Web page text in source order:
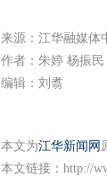
来源：江华融媒体
作者：朱婷 杨振
编辑：刘翥
本文为江华新闻网
本文链接： http://